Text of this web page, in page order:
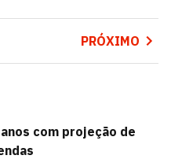
PRÓXIMO
com projeção de